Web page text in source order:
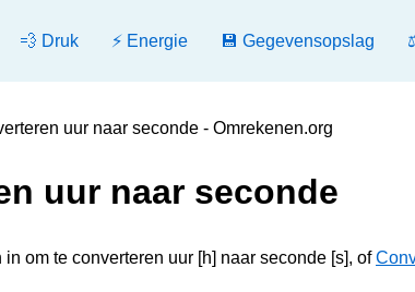
💨 Druk ⚡ Energie 💾 Gegevensopslag
uur naar seconde - Omrekenen.org
uur naar seconde
om te converteren uur [h] naar seconde [s], of